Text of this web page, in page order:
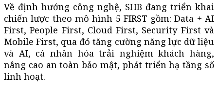
Về định hướng công nghệ, SHB đang triển khai
chiến lược theo mô hình 5 FIRST gồm: Data + AI
First, People First, Cloud First, Security First và
Mobile First, qua đó tăng cường năng lực dữ liệu
và AI, cá nhân hóa trải nghiệm khách hàng,
nâng cao an toàn bảo mật, phát triển hạ tầng số
linh hoạt.